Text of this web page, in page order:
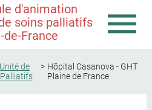
d'animation
soins palliatifs
de-France
de
Hôpital Casanova - GHT
Plaine de France